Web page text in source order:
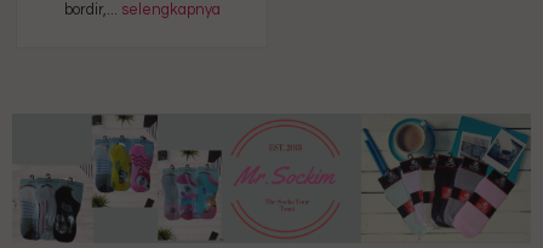
bordir,... selengkapnya